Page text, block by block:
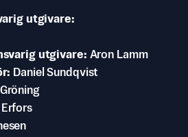
utgivare
utgivare Aron Lamm
Daniel Sundqvist